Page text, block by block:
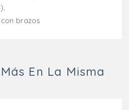
brazos
En La Misma